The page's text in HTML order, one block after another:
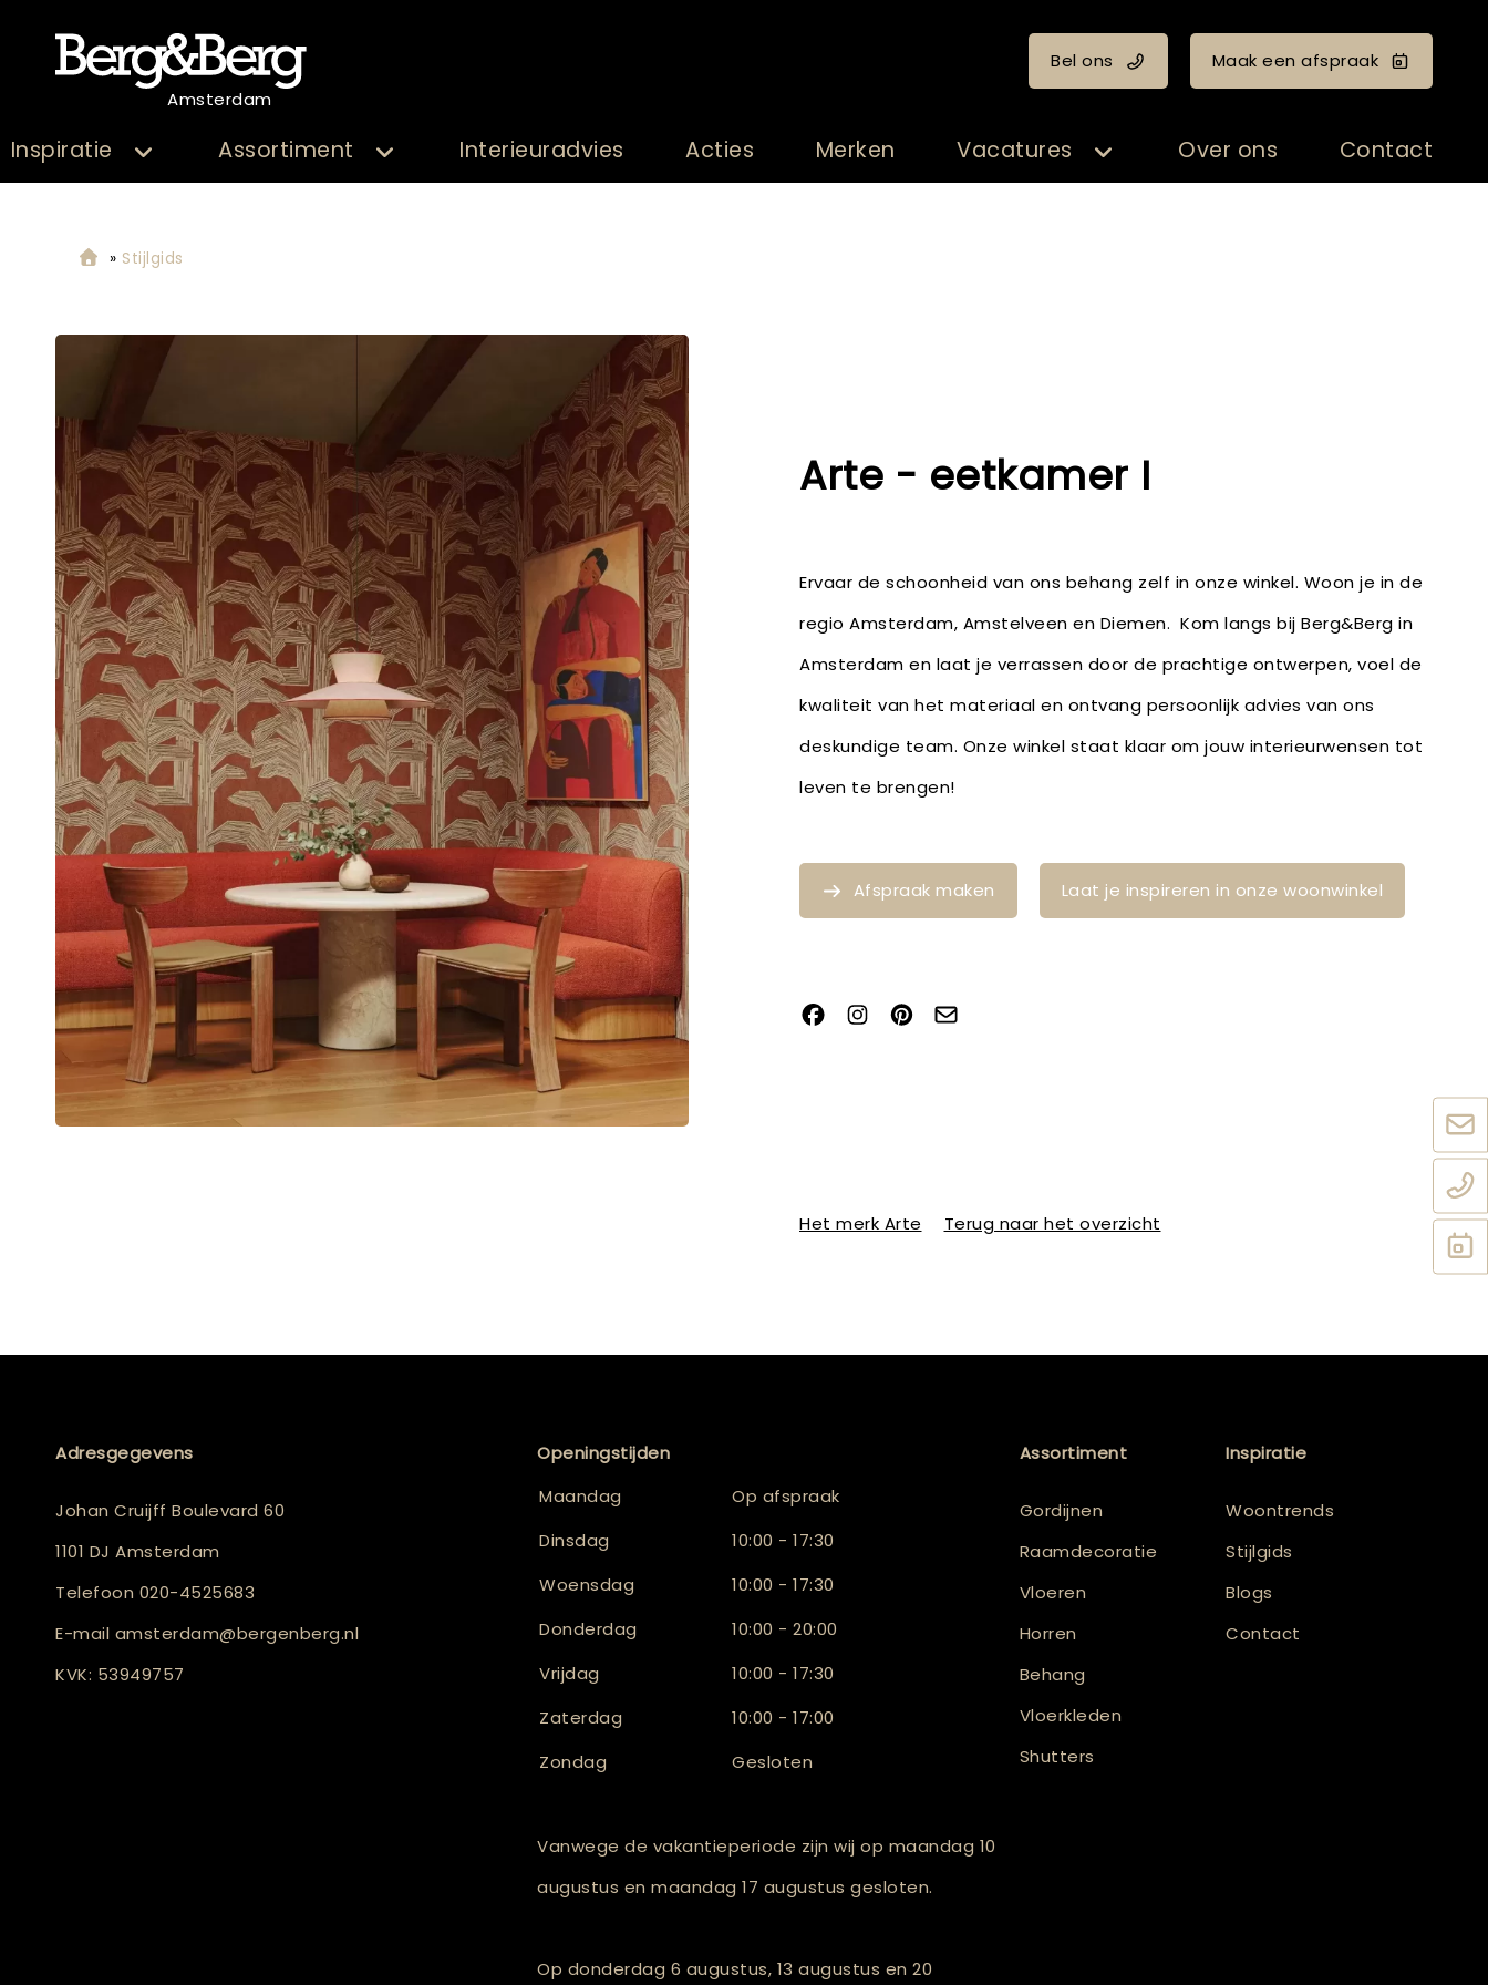
Amsterdam
Bel ons Maak een afspraak
Inspiratie Assortiment Interieuradvies Acties Merken Vacatures Over ons Contact
» Stijlgids
Arte - eetkamer I
Ervaar de schoonheid van ons behang zelf in onze winkel. Woon je in de
regio Amsterdam, Amstelveen en Diemen. Kom langs bij Berg&Berg in
Amsterdam en laat je verrassen door de prachtige ontwerpen, voel de
kwaliteit van het materiaal en ontvang persoonlijk advies van ons
deskundige team. Onze winkel staat klaar om jouw interieurwensen tot
leven te brengen!
Afspraak maken Laat je inspireren in onze woonwinkel
Het merk Arte Terug naar het overzicht
Adresgegevens
Johan Cruijff Boulevard 60
1101 DJ Amsterdam
Telefoon 020-4525683
E-mail amsterdam@bergenberg.nl
KVK: 53949757
Openingstijden
Maandag
Op afspraak
Dinsdag
10:00 - 17:30
Woensdag
10:00 - 17:30
Donderdag
10:00 - 20:00
Vrijdag
10:00 - 17:30
Zaterdag
10:00 - 17:00
Zondag
Gesloten
Vanwege de vakantieperiode zijn wij op maandag 10
augustus en maandag 17 augustus gesloten.
Op donderdag 6 augustus, 13 augustus en 20
Assortiment
Gordijnen
Raamdecoratie
Vloeren
Horren
Behang
Vloerkleden
Shutters
Inspiratie
Woontrends
Stijlgids
Blogs
Contact